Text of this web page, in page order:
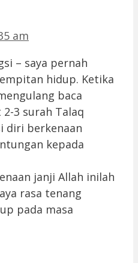
am
– saya pernah
hidup. Ketika
baca
3 surah Talaq
diri berkenaan
kepada
janji Allah inilah
rasa tenang
pada masa